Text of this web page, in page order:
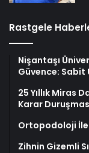
Rastgele
Nişantaşı
Güvence: Sabit
25 Yıllık Miras
Karar
Ortopodoloji İle
Zihnin Gizemli